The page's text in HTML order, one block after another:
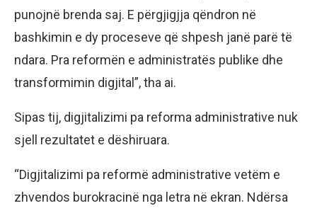
punojnë brenda saj. E përgjigjja qëndron në
bashkimin e dy proceseve që shpesh janë parë të
ndara. Pra reformën e administratës publike dhe
transformimin digjital”, tha ai.
Sipas tij, digjitalizimi pa reforma administrative nuk
sjell rezultatet e dëshiruara.
“Digjitalizimi pa reformë administrative vetëm e
zhvendos burokracinë nga letra në ekran. Ndërsa